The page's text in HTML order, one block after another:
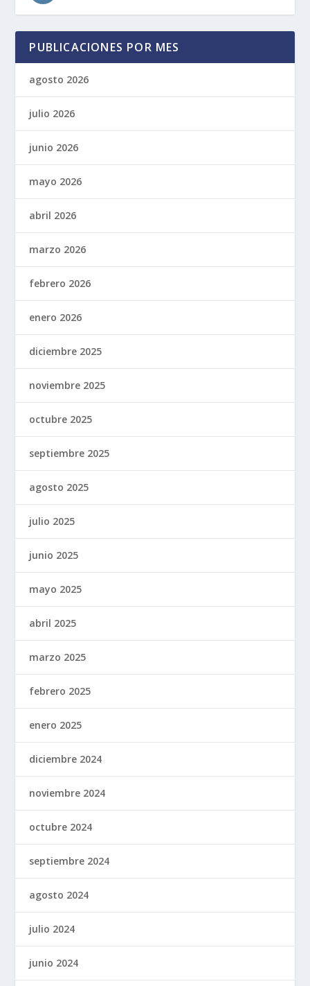
PUBLICACIONES POR MES
agosto 2026
julio 2026
junio 2026
mayo 2026
abril 2026
marzo 2026
febrero 2026
enero 2026
diciembre 2025
noviembre 2025
octubre 2025
septiembre 2025
agosto 2025
julio 2025
junio 2025
mayo 2025
abril 2025
marzo 2025
febrero 2025
enero 2025
diciembre 2024
noviembre 2024
octubre 2024
septiembre 2024
agosto 2024
julio 2024
junio 2024